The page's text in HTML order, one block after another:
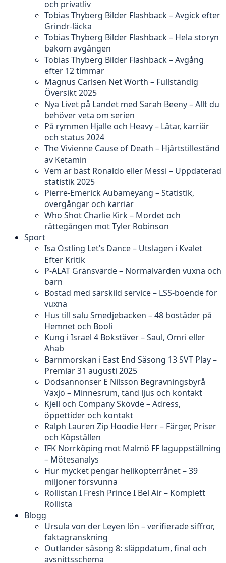
och privatliv
Tobias Thyberg Bilder Flashback – Avgick efter
Grindr-läcka
Tobias Thyberg Bilder Flashback – Hela storyn
bakom avgången
Tobias Thyberg Bilder Flashback – Avgång
efter 12 timmar
Magnus Carlsen Net Worth – Fullständig
Översikt 2025
Nya Livet på Landet med Sarah Beeny – Allt du
behöver veta om serien
På rymmen Hjalle och Heavy – Låtar, karriär
och status 2024
The Vivienne Cause of Death – Hjärtstillestånd
av Ketamin
Vem är bäst Ronaldo eller Messi – Uppdaterad
statistik 2025
Pierre-Emerick Aubameyang – Statistik,
övergångar och karriär
Who Shot Charlie Kirk – Mordet och
rättegången mot Tyler Robinson
Sport
Isa Östling Let’s Dance – Utslagen i Kvalet
Efter Kritik
P-ALAT Gränsvärde – Normalvärden vuxna och
barn
Bostad med särskild service – LSS-boende för
vuxna
Hus till salu Smedjebacken – 48 bostäder på
Hemnet och Booli
Kung i Israel 4 Bokstäver – Saul, Omri eller
Ahab
Barnmorskan i East End Säsong 13 SVT Play –
Premiär 31 augusti 2025
Dödsannonser E Nilsson Begravningsbyrå
Växjö – Minnesrum, tänd ljus och kontakt
Kjell och Company Skövde – Adress,
öppettider och kontakt
Ralph Lauren Zip Hoodie Herr – Färger, Priser
och Köpställen
IFK Norrköping mot Malmö FF laguppställning
– Mötesanalys
Hur mycket pengar helikopterrånet – 39
miljoner försvunna
Rollistan I Fresh Prince I Bel Air – Komplett
Rollista
Blogg
Ursula von der Leyen lön – verifierade siffror,
faktagranskning
Outlander säsong 8: släppdatum, final och
avsnittsschema